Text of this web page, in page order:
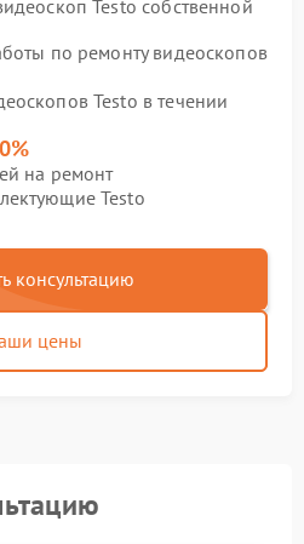
Testo собственной
по ремонту видеоскопов
Testo в течении
на ремонт
Testo
консультацию
цены